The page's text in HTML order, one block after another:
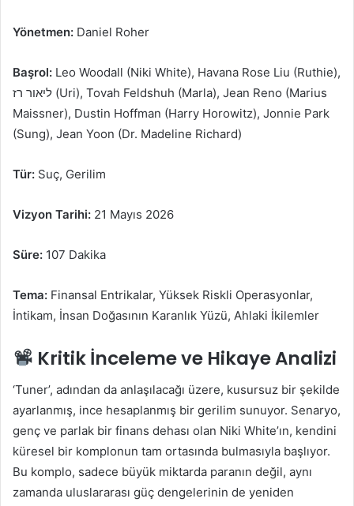
Yönetmen: Daniel Roher
Başrol: Leo Woodall (Niki White), Havana Rose Liu (Ruthie),
ליאור רז (Uri), Tovah Feldshuh (Marla), Jean Reno (Marius
Maissner), Dustin Hoffman (Harry Horowitz), Jonnie Park
(Sung), Jean Yoon (Dr. Madeline Richard)
Tür: Suç, Gerilim
Vizyon Tarihi: 21 Mayıs 2026
Süre: 107 Dakika
Tema: Finansal Entrikalar, Yüksek Riskli Operasyonlar,
İntikam, İnsan Doğasının Karanlık Yüzü, Ahlaki İkilemler
Kritik İnceleme ve Hikaye Analizi
‘Tuner’, adından da anlaşılacağı üzere, kusursuz bir şekilde
ayarlanmış, ince hesaplanmış bir gerilim sunuyor. Senaryo,
genç ve parlak bir finans dehası olan Niki White’ın, kendini
küresel bir komplonun tam ortasında bulmasıyla başlıyor.
Bu komplo, sadece büyük miktarda paranın değil, aynı
zamanda uluslararası güç dengelerinin de yeniden